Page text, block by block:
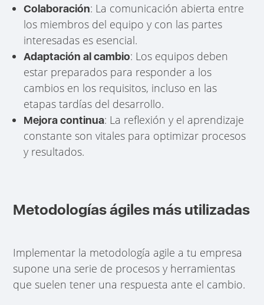
Colaboración: La comunicación abierta entre
los miembros del equipo y con las partes
interesadas es esencial.
Adaptación al cambio: Los equipos deben
estar preparados para responder a los
cambios en los requisitos, incluso en las
etapas tardías del desarrollo.
Mejora continua: La reflexión y el aprendizaje
constante son vitales para optimizar procesos
y resultados.
Metodologías ágiles más utilizadas
Implementar la metodología agile a tu empresa
supone una serie de procesos y herramientas
que suelen tener una respuesta ante el cambio.